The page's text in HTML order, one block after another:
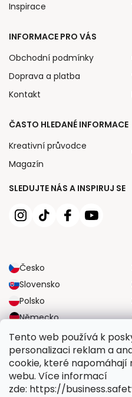
Tento web používá k
personalizaci reklam a
cookie, které napomáhají
webu. Více informací
zde: https://
SLEDUJTE NÁS A INSPIRUJ SE
Česko
Slovensko
Polsko
Německo
Velká Británie
Inspirace
INFORMACE PRO VÁS
Obchodní podmínky
Doprava a platba
Kontakt
ČASTO HLEDANÉ INFORMACE
Kreativní průvodce
Magazín
SPOLEHLIVÉ MOŽNOSTI